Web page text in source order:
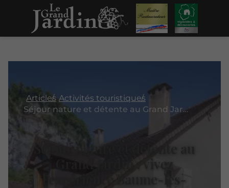
Articles Activités touristiques
Séjour nature et détente au Grand Jardin : vivez l’expérience Baume-les-Messieurs
Séjour nature et détente au
Grand Jardin : vivez
l’expérience Baume-les-